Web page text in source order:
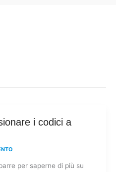
i codici a
per saperne di più su